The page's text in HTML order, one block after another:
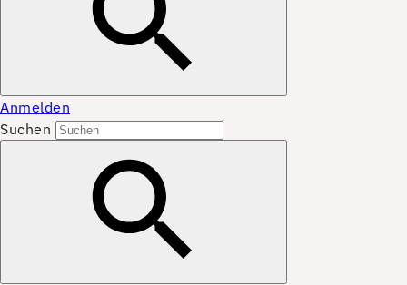
Anmelden
Suchen